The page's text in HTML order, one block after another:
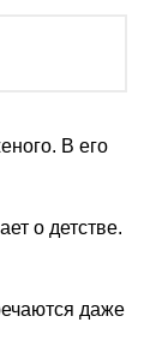
В его
о детстве.
даже